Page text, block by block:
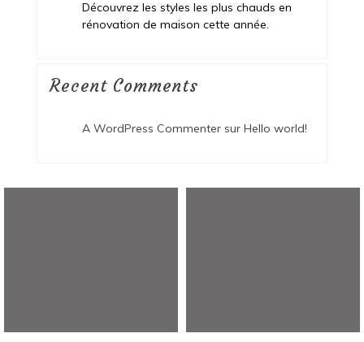
Découvrez les styles les plus chauds en
rénovation de maison cette année.
Recent Comments
A WordPress Commentersur Hello world!